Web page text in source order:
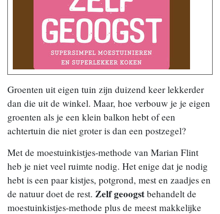
Groenten uit eigen tuin zijn duizend keer lekkerder
dan die uit de winkel. Maar, hoe verbouw je je eigen
groenten als je een klein balkon hebt of een
achtertuin die niet groter is dan een postzegel?
Met de moestuinkistjes-methode van Marian Flint
heb je niet veel ruimte nodig. Het enige dat je nodig
hebt is een paar kistjes, potgrond, mest en zaadjes en
de natuur doet de rest. Zelf geoogst behandelt de
moestuinkistjes-methode plus de meest makkelijke